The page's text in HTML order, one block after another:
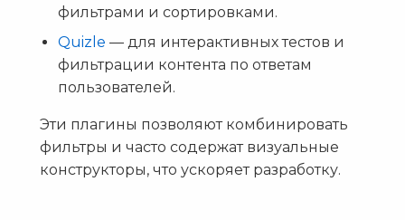
фильтрами и сортировками.
Quizle — для интерактивных тестов и
фильтрации контента по ответам
пользователей.
Эти плагины позволяют комбинировать
фильтры и часто содержат визуальные
конструкторы, что ускоряет разработку.